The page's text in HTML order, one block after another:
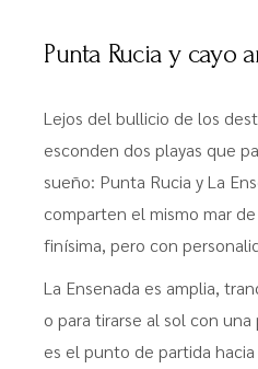
Punta Rucia y cayo
Lejos del bullicio de los
esconden dos playas que
sueño: Punta Rucia y La
comparten el mismo mar
finísima, pero con
La Ensenada es amplia,
o para tirarse al sol con
es el punto de partida